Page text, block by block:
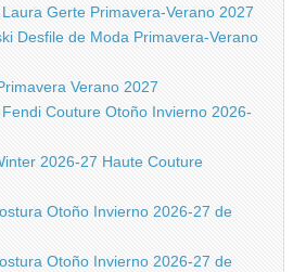
Gerte Primavera-Verano 2027
Desfile de Moda Primavera-Verano
Verano 2027
Couture Otoño Invierno 2026-
2026-27 Haute Couture
Otoño Invierno 2026-27 de
Otoño Invierno 2026-27 de